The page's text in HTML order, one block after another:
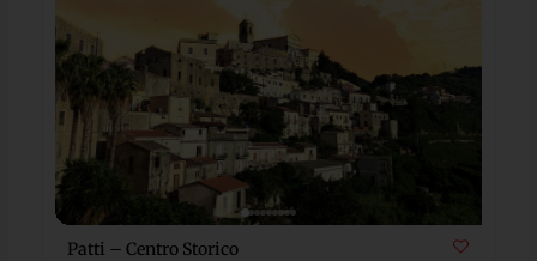
Patti – Centro Storico